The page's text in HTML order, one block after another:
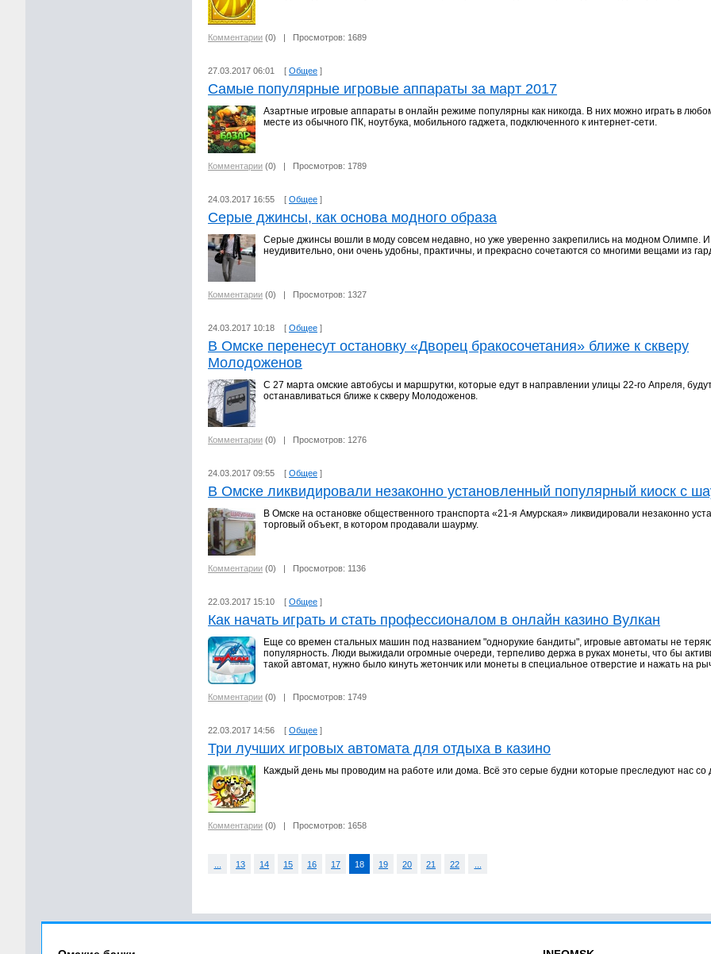
Комментарии (0) | Просмотров: 1689
27.03.2017 06:01 [ Общее ]
Самые популярные игровые аппараты за март 2017
Азартные игровые аппараты в онлайн режиме популярны как никогда. В них можно играть в
месте из обычного ПК, ноутбука, мобильного гаджета, подключенного к интернет-сети.
Комментарии (0) | Просмотров: 1789
24.03.2017 16:55 [ Общее ]
Серые джинсы, как основа модного образа
Серые джинсы вошли в моду совсем недавно, но уже уверенно закрепились на модном Олимпе. И
неудивительно, они очень удобны, практичны, и прекрасно сочетаются со многими вещами из
Комментарии (0) | Просмотров: 1327
24.03.2017 10:18 [ Общее ]
В Омске перенесут остановку «Дворец бракосочетания» ближе к скверу
Молодоженов
С 27 марта омские автобусы и маршрутки, которые едут в направлении улицы 22-го Апреля,
останавливаться ближе к скверу Молодоженов.
Комментарии (0) | Просмотров: 1276
24.03.2017 09:55 [ Общее ]
В Омске ликвидировали незаконно установленный популярный киоск с
В Омске на остановке общественного транспорта «21-я Амурская» ликвидировали незаконно
торговый объект, в котором продавали шаурму.
Комментарии (0) | Просмотров: 1136
22.03.2017 15:10 [ Общее ]
Как начать играть и стать профессионалом в онлайн казино Вулкан
Еще со времен стальных машин под названием "однорукие бандиты", игровые автоматы не
популярность. Люди выжидали огромные очереди, терпеливо держа в руках монеты, что бы
такой автомат, нужно было кинуть жетончик или монеты в специальное отверстие и нажать на
Комментарии (0) | Просмотров: 1749
22.03.2017 14:56 [ Общее ]
Три лучших игровых автомата для отдыха в казино
Каждый день мы проводим на работе или дома. Всё это серые будни которые преследуют нас со
Комментарии (0) | Просмотров: 1658
13 14 15 16 17 18 19 20 21 22